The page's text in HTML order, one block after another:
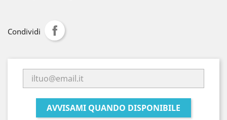
Condividi
AVVISAMI QUANDO DISPONIBILE